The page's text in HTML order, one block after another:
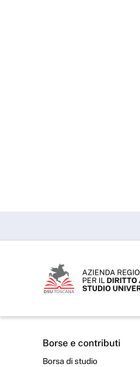
Borse e contributi
Borsa di studio